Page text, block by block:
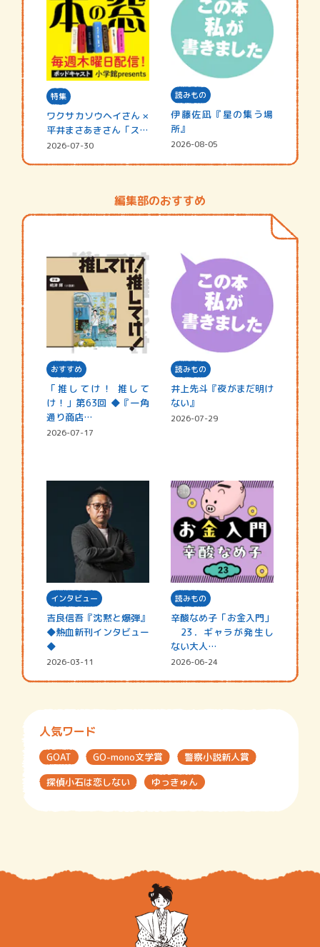
特集
ワクサカソウヘイさん ×
平井まさあきさん「スペ
シャ…
2026-07-30
読みもの
伊藤佐凪『星の集う場
所』
2026-08-05
編集部のおすすめ
おすすめ
「推してけ！ 推して
け！」第63回 ◆『一角
通り商店…
2026-07-17
読みもの
井上先斗『夜がまだ明け
ない』
2026-07-29
インタビュー
吉良信吾『沈黙と爆弾』
◆熱血新刊インタビュー
◆
2026-03-11
読みもの
辛酸なめ子「お金入門」
23．ギャラが発生し
ない大人…
2026-06-24
人気ワード
GOAT GO-mono文学賞
警察小説新人賞
探偵小石は恋しない
ゆっきゅん